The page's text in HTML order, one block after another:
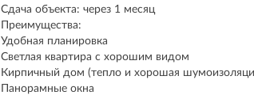
Сдача объекта: через 1 месяц
Преимущества:
Удобная планировка
Светлая квартира с хорошим видом
Кирпичный дом (тепло и хорошая
Панорамные окна